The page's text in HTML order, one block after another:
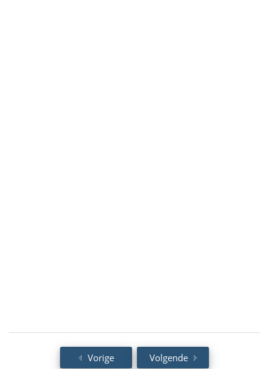
Vorige Volgende